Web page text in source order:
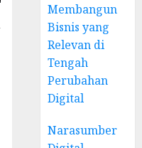
Membangun
Bisnis yang
Relevan di
Tengah
Perubahan
Digital
Narasumber